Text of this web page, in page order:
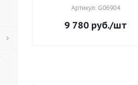
Артикул: G06904
9 780 руб./шт